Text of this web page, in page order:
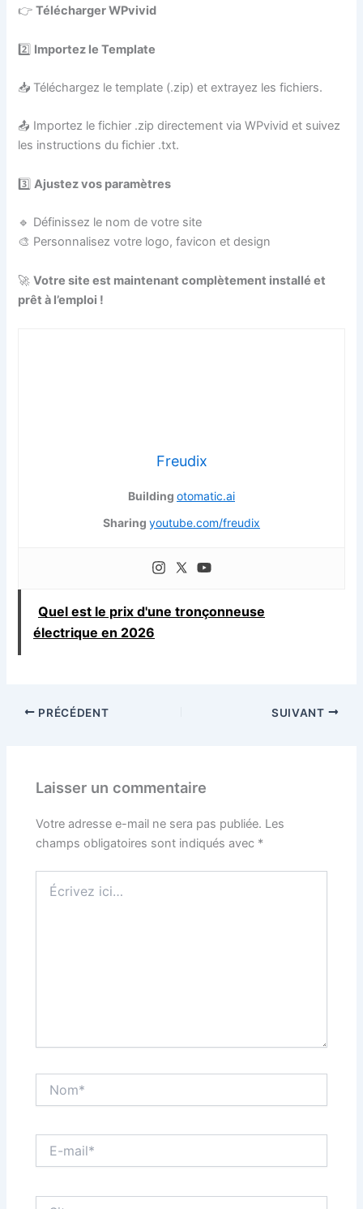
👉Télécharger WPvivid
2️⃣ Importez le Template
📥 Téléchargez le template (.zip) et extrayez les fichiers.
📤 Importez le fichier .zip directement via WPvivid et suivez
les instructions du fichier .txt.
3️⃣Ajustez vos paramètres
🔹 Définissez le nom de votre site
🎨 Personnalisez votre logo, favicon et design
🚀Votre site est maintenant complètement installé et
prêt à l’emploi !
Freudix
Building otomatic.ai
Sharing youtube.com/freudix
Quel est le prix d'une tronçonneuse
électrique en 2026
PRÉCÉDENT SUIVANT
Laisser un commentaire
Votre adresse e-mail ne sera pas publiée. Les
champs obligatoires sont indiqués avec *
ici…
mail*